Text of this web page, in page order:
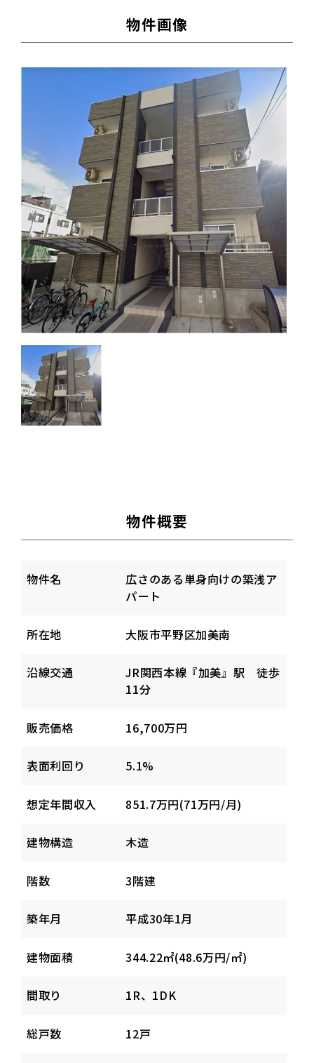
物件画像
物件概要
物件名
広さのある単身向けの築浅ア
パート
所在地 大阪市平野区加美南
沿線交通
JR関西本線『加美』駅 徒歩
11分
販売価格 16,700万円
表面利回り 5.1%
想定年間収入 851.7万円(71万円/月)
建物構造 木造
階数 3階建
築年月 平成30年1月
建物面積 344.22㎡(48.6万円/㎡)
間取り 1R、1DK
総戸数 12戸